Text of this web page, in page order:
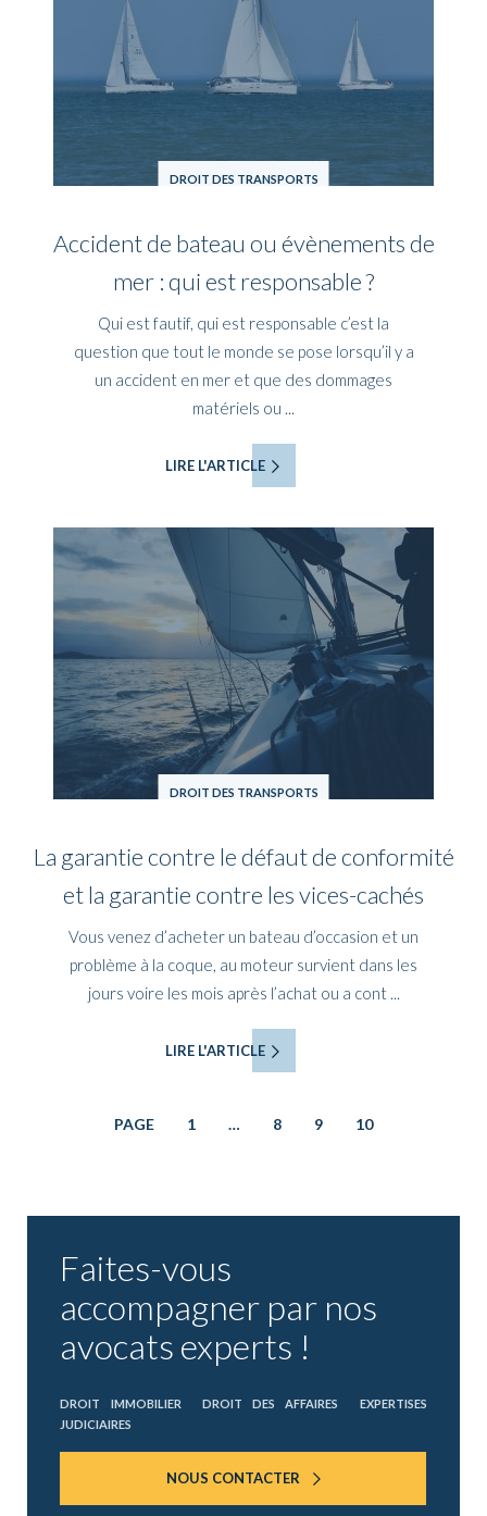
DROIT DES TRANSPORTS
Accident de bateau ou évènements de
mer : qui est responsable ?
Qui est fautif, qui est responsable c’est la
question que tout le monde se pose lorsqu’il y a
un accident en mer et que des dommages
matériels ou ...
LIRE L'ARTICLE
DROIT DES TRANSPORTS
La garantie contre le défaut de conformité
et la garantie contre les vices-cachés
Vous venez d’acheter un bateau d’occasion et un
problème à la coque, au moteur survient dans les
jours voire les mois après l’achat ou a cont ...
LIRE L'ARTICLE
PAGE 1 … 8 9 10
Faites-vous
accompagner par nos
avocats experts !
DROIT IMMOBILIER DROIT DES AFFAIRES
EXPERTISES
JUDICIAIRES
NOUS CONTACTER